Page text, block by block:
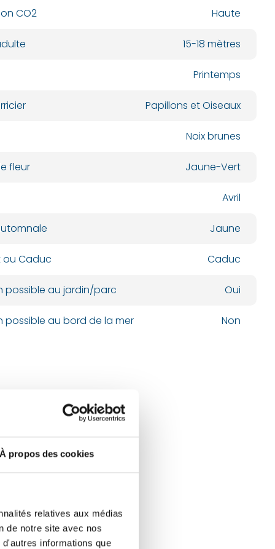
À propos des cookies
relatives aux médias
de notre site avec nos
informations que
CO2 Haute
15-18 mètres
Printemps
Papillons et Oiseaux
Noix brunes
fleur Jaune-Vert
Avril
Jaune
ou Caduc Caduc
possible au jardin/parc Oui
possible au bord de la mer Non